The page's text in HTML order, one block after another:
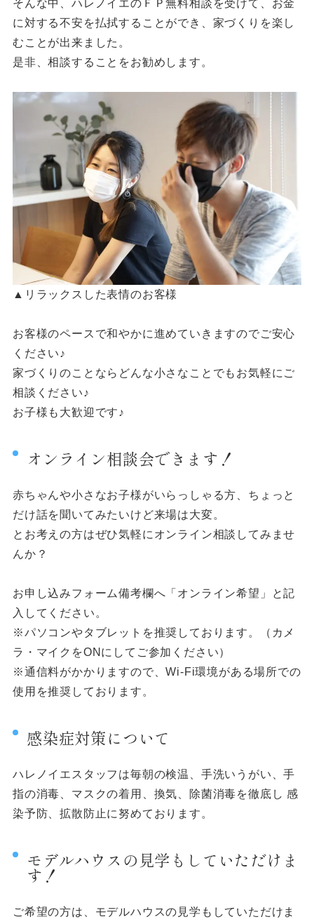
そんな中、ハレノイエのＦＰ無料相談を受けて、お金
に対する不安を払拭することができ、家づくりを楽し
むことが出来ました。
是非、相談することをお勧めします。
▲リラックスした表情のお客様
お客様のペースで和やかに進めていきますのでご安心
ください♪
家づくりのことならどんな小さなことでもお気軽にご
相談ください♪
お子様も大歓迎です♪
オンライン相談会できます！
赤ちゃんや小さなお子様がいらっしゃる方、ちょっと
だけ話を聞いてみたいけど来場は大変。
とお考えの方はぜひ気軽にオンライン相談してみませ
んか？
お申し込みフォーム備考欄へ「オンライン希望」と記
入してください。
※パソコンやタブレットを推奨しております。（カメ
ラ・マイクをONにしてご参加ください）
※通信料がかかりますので、Wi-Fi環境がある場所での
使用を推奨しております。
感染症対策について
ハレノイエスタッフは毎朝の検温、手洗いうがい、手
指の消毒、マスクの着用、換気、除菌消毒を徹底し 感
染予防、拡散防止に努めております。
モデルハウスの見学もしていただけま
す！
ご希望の方は、モデルハウスの見学もしていただけま